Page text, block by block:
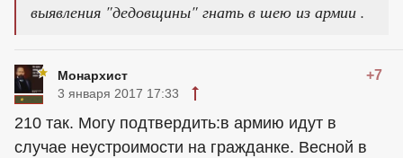
выявления "дедовщины" гнать в шею из армии .
Монархист +7
3 января 2017 17:33
210 так. Могу подтвердить:в армию идут в
случае неустроимости на гражданке. Весной в